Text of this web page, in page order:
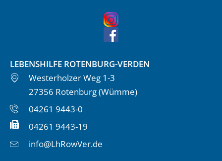
LEBENSHILFE ROTENBURG-VERDEN
Westerholzer Weg 1-3
27356 Rotenburg (Wümme)
04261 9443-0
04261 9443-19
info@LhRowVer.de